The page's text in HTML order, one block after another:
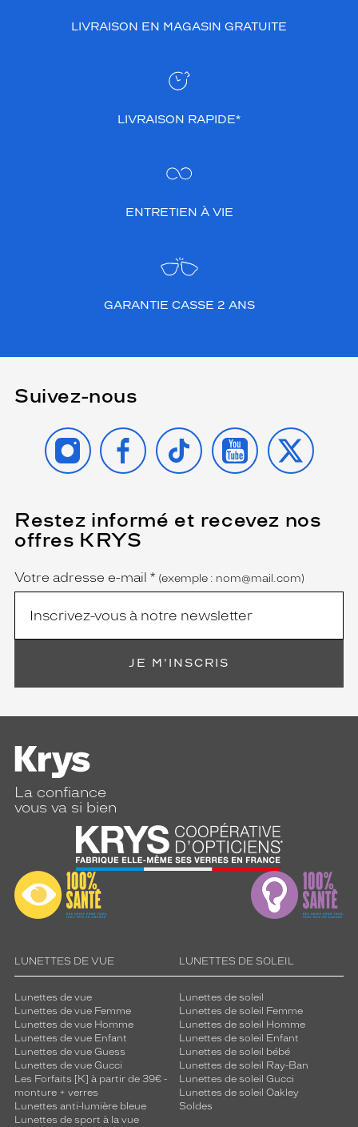
monture
mm
Détails
de
monture
Ronde
monture
810504
Pitchman
Type
verres
compatibles
Progressifs
Unifocaux
Type
LIVRAISON EN MAGASIN GRATUITE
LIVRAISON RAPIDE*
ENTRETIEN À VIE
GARANTIE CASSE 2 ANS
Suivez-nous
INSTAGRAMFACEBOOK
TIKTOK YOUTUBE
X
Restez informé et recevez nos
offres KRYS
Name
Votre adresse e-mail *
(Ce
champ
est
(exemple : nom@mail.com)
JE M'INSCRIS
La confiance
vous va si bien
LUNETTES DE VUE
Lunettes de vue
Lunettes de vue Femme
Lunettes de vue Homme
Lunettes de vue Enfant
Lunettes de vue Guess
Lunettes de vue Gucci
Les Forfaits [K] à partir de 39€ -
monture + verres
Lunettes anti-lumière bleue
Lunettes de sport à la vue
LUNETTES DE SOLEIL
Lunettes de soleil
Lunettes de soleil Femme
Lunettes de soleil Homme
Lunettes de soleil Enfant
Lunettes de soleil bébé
Lunettes de soleil Ray-Ban
Lunettes de soleil Gucci
Lunettes de soleil Oakley
Soldes